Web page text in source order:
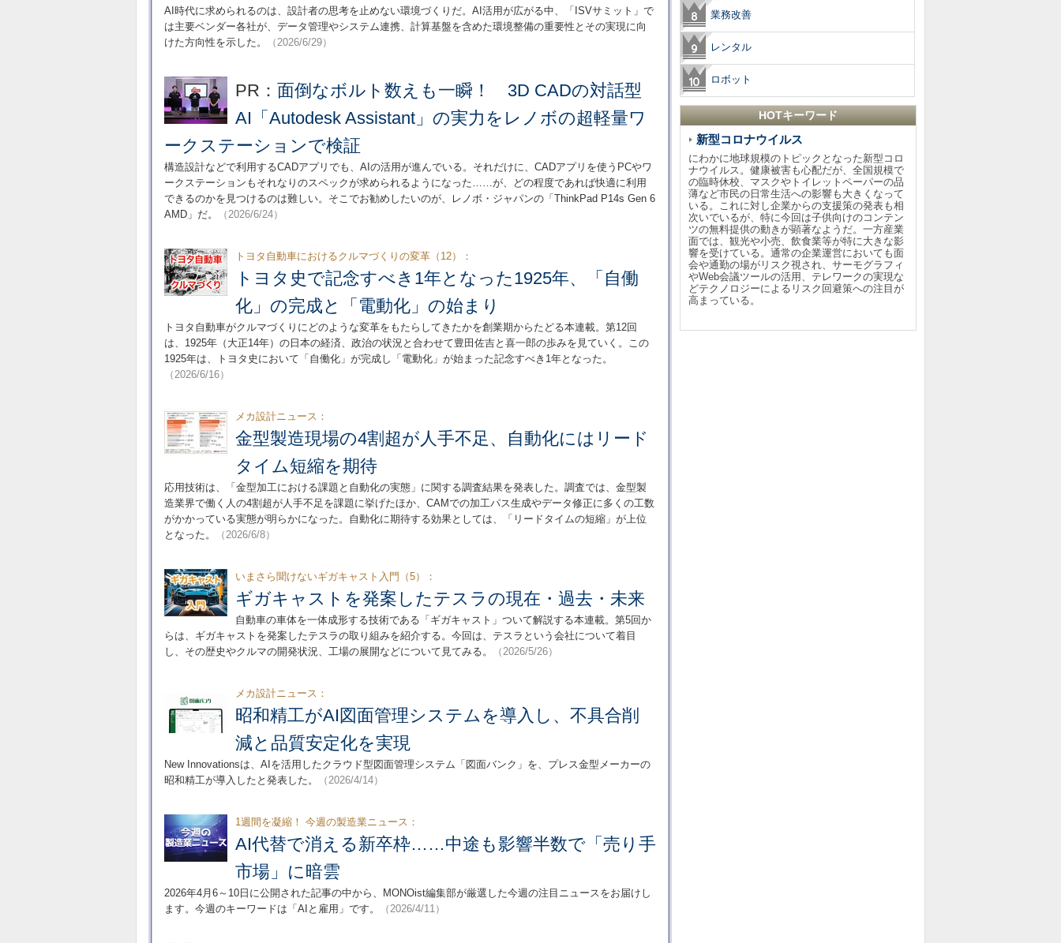
AI時代に求められるのは、設計者の思考を止めない環境づくりだ。AI活用が広がる中、「ISVサミット」で
は主要ベンダー各社が、データ管理やシステム連携、計算基盤を含めた環境整備の重要性とその実現に向
けた方向性を示した。
（2026/6/29）
PR： 面倒なボルト数えも一瞬！ 3D CADの対話型
AI「Autodesk Assistant」の実力をレノボの超軽量ワ
ークステーションで検証
構造設計などで利用するCADアプリでも、AIの活用が進んでいる。それだけに、CADアプリを使うPCやワ
ークステーションもそれなりのスペックが求められるようになった……が、どの程度であれば快適に利用
できるのかを見つけるのは難しい。そこでお勧めしたいのが、レノボ・ジャパンの「ThinkPad P14s Gen 6
AMD」だ。
（2026/6/24）
トヨタ自動車におけるクルマづくりの変革（12）：
トヨタ史で記念すべき1年となった1925年、「自働
化」の完成と「電動化」の始まり
トヨタ自動車がクルマづくりにどのような変革をもたらしてきたかを創業期からたどる本連載。第12回
は、1925年（大正14年）の日本の経済、政治の状況と合わせて豊田佐吉と喜一郎の歩みを見ていく。この
1925年は、トヨタ史において「自働化」が完成し「電動化」が始まった記念すべき1年となった。
（2026/6/16）
メカ設計ニュース：
金型製造現場の4割超が人手不足、自動化にはリード
タイム短縮を期待
応用技術は、「金型加工における課題と自動化の実態」に関する調査結果を発表した。調査では、金型製
造業界で働く人の4割超が人手不足を課題に挙げたほか、CAMでの加工パス生成やデータ修正に多くの工数
がかかっている実態が明らかになった。自動化に期待する効果としては、「リードタイムの短縮」が上位
となった。
（2026/6/8）
いまさら聞けないギガキャスト入門（5）：
ギガキャストを発案したテスラの現在・過去・未来
自動車の車体を一体成形する技術である「ギガキャスト」ついて解説する本連載。第5回か
らは、ギガキャストを発案したテスラの取り組みを紹介する。今回は、テスラという会社について着目
し、その歴史やクルマの開発状況、工場の展開などについて見てみる。
（2026/5/26）
メカ設計ニュース：
昭和精工がAI図面管理システムを導入し、不具合削
減と品質安定化を実現
New Innovationsは、AIを活用したクラウド型図面管理システム「図面バンク」を、プレス金型メーカーの
昭和精工が導入したと発表した。
（2026/4/14）
1週間を凝縮！ 今週の製造業ニュース：
AI代替で消える新卒枠……中途も影響半数で「売り手
市場」に暗雲
2026年4月6～10日に公開された記事の中から、MONOist編集部が厳選した今週の注目ニュースをお届けし
ます。今週のキーワードは「AIと雇用」です。
（2026/4/11）
業務改善
レンタル
ロボット
HOTキーワード
新型コロナウイルス
にわかに地球規模のトピックとなった新型コロ
ナウイルス。健康被害も心配だが、全国規模で
の臨時休校、マスクやトイレットペーパーの品
薄など市民の日常生活への影響も大きくなって
いる。これに対し企業からの支援策の発表も相
次いでいるが、特に今回は子供向けのコンテン
ツの無料提供の動きが顕著なようだ。一方産業
面では、観光や小売、飲食業等が特に大きな影
響を受けている。通常の企業運営においても面
会や通勤の場がリスク視され、サーモグラフィ
やWeb会議ツールの活用、テレワークの実現な
どテクノロジーによるリスク回避策への注目が
高まっている。